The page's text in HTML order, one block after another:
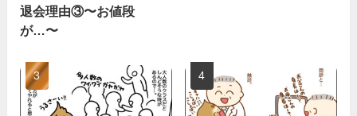
退会理由③〜お値段
が…〜